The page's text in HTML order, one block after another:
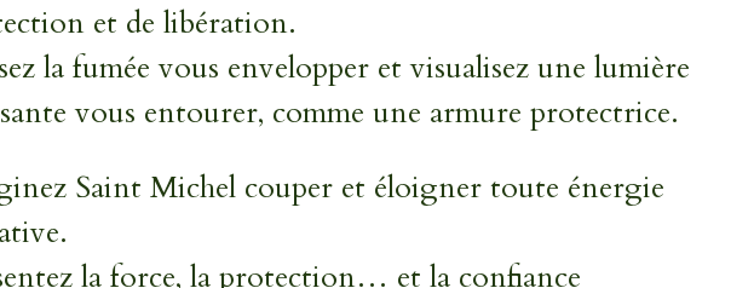
et de libération.
la fumée vous envelopper et visualisez une lumière
vous entourer, comme une armure protectrice.
Saint Michel couper et éloigner toute énergie
la force, la protection… et la confiance